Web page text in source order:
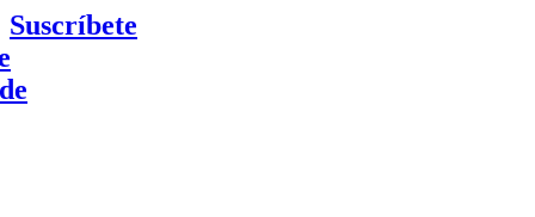
Suscríbete